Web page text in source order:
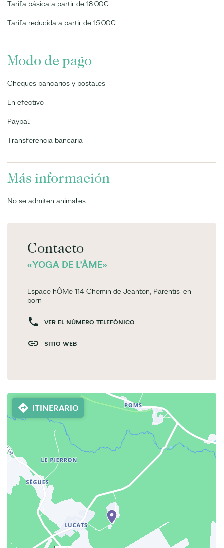
Tarifa básica a partir de 18.00€
Tarifa reducida a partir de 15.00€
Modo de pago
Cheques bancarios y postales
En efectivo
Paypal
Transferencia bancaria
Más información
No se admiten animales
Contacto
«YOGA DE L’ÂME»
Espace hÔMe 114 Chemin de Jeanton, Parentis-en-
born
VER EL NÚMERO TELEFÓNICO
SITIO WEB
ITINERARIO